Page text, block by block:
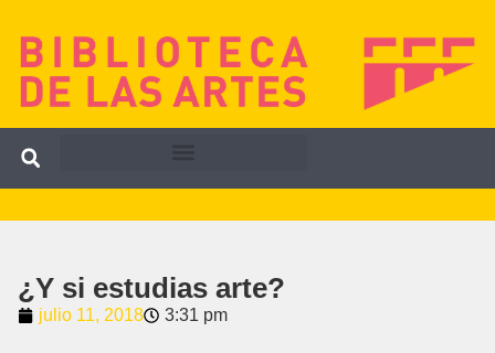
¿Y si estudias arte?
julio 11, 2018 3:31 pm